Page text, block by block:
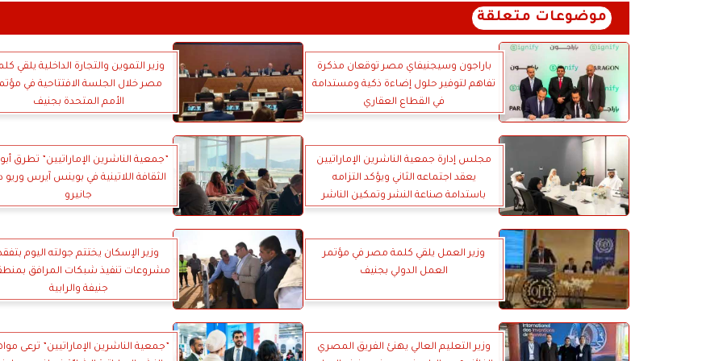
موضوعات متعلقة
باراجون وسيجنيفاي مصر توقعان مذكرة
تفاهم لتوفير حلول إضاءة ذكية ومستدامة
في القطاع العقاري
وزير التموين والتجارة الداخلية يلقي
مصر خلال الجلسة الافتتاحية في
الأمم المتحدة بجنيف
مجلس إدارة جمعية الناشرين الإماراتيين
يعقد اجتماعه الثاني ويؤكد التزامه
باستدامة صناعة النشر وتمكين الناشر
”جمعية الناشرين الإماراتيين” تطرق
الثقافة اللاتينية في بوينس آيرس وريو
جانيرو
وزير العمل يلقي كلمة مصر في مؤتمر
العمل الدولي بجنيف
وزير الإسكان يختتم جولته اليوم
مشروعات تنفيذ شبكات المرافق
جنيفة والرابية
وزير التعليم العالي يهنئ الفريق المصري
”جمعية الناشرين الإماراتيين” ترعى